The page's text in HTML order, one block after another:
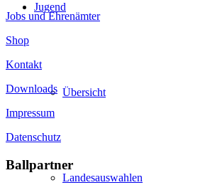
Jugend
Übersicht
Landesauswahlen
Jobs und Ehrenämter
Shop
Kontakt
Downloads
Impressum
Datenschutz
Ballpartner